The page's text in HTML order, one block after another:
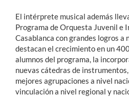
El intérprete musical además
Programa de Orquesta Juvenil e
Casablanca con grandes logros a
destacan el crecimiento en un
alumnos del programa, la
nuevas cátedras de
mejores agrupaciones a nivel
vinculación a nivel regional y